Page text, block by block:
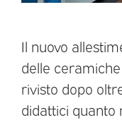
Il nuovo
delle
rivisto dopo
didattici quanto